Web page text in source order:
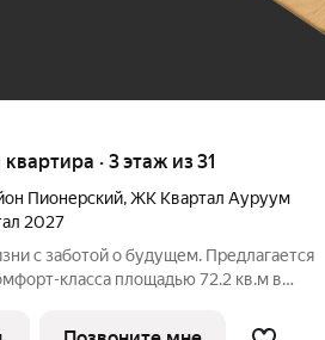
квартира · 3 этаж из 31
Пионерский,ЖК Квартал Ауруум
2027
с заботой о будущем. Предлагается
класса площадью 72.2 кв.м в
с предчистовой